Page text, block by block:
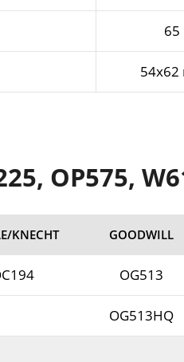
OP575,
KNECHT GOODWILL
OG513
OG513HQ